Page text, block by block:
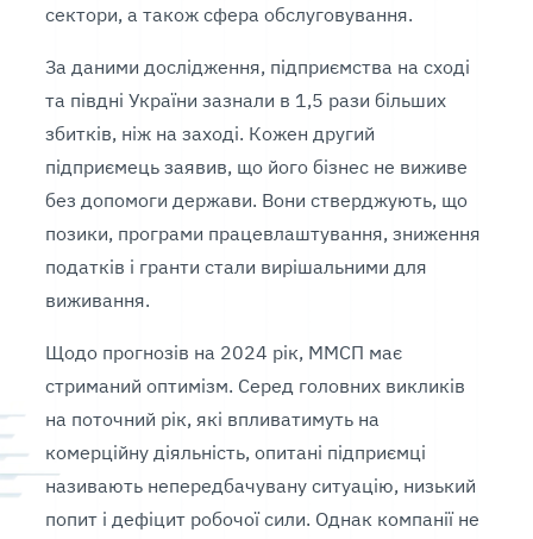
сектори, а також сфера обслуговування.
За даними дослідження, підприємства на сході
та півдні України зазнали в 1,5 рази більших
збитків, ніж на заході. Кожен другий
підприємець заявив, що його бізнес не виживе
без допомоги держави. Вони стверджують, що
позики, програми працевлаштування, зниження
податків і гранти стали вирішальними для
виживання.
Щодо прогнозів на 2024 рік, ММСП має
стриманий оптимізм. Серед головних викликів
на поточний рік, які впливатимуть на
комерційну діяльність, опитані підприємці
називають непередбачувану ситуацію, низький
попит і дефіцит робочої сили. Однак компанії не